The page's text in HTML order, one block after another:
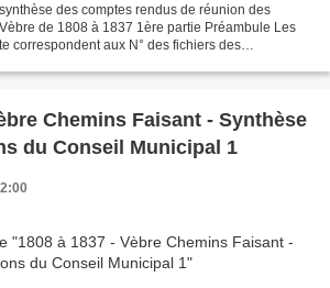
des comptes rendus de réunion des
de 1808 à 1837 1ère partie Préambule Les
correspondent aux N° des fichiers des
Chemins Faisant - Synthèse
du Conseil Municipal 1